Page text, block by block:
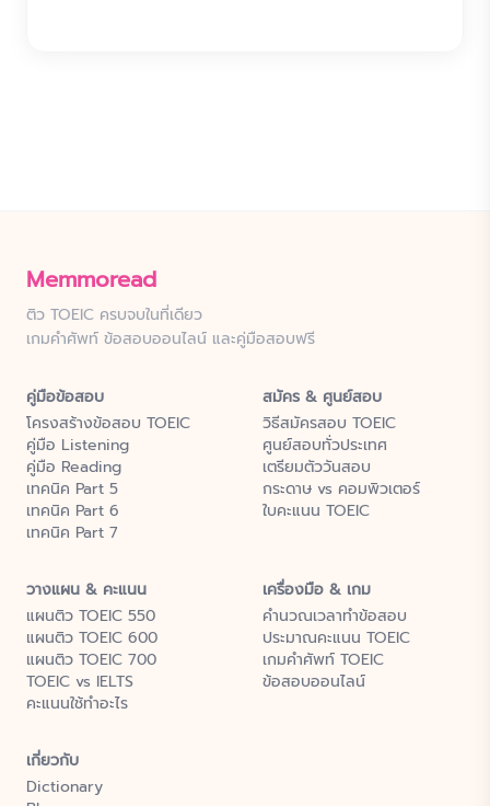
Memmoread
ติว TOEIC ครบจบในที่เดียว
เกมคำศัพท์ ข้อสอบออนไลน์ และคู่มือสอบฟรี
คู่มือข้อสอบ
โครงสร้างข้อสอบ TOEIC
คู่มือ Listening
คู่มือ Reading
เทคนิค Part 5
เทคนิค Part 6
เทคนิค Part 7
สมัคร & ศูนย์สอบ
วิธีสมัครสอบ TOEIC
ศูนย์สอบทั่วประเทศ
เตรียมตัววันสอบ
กระดาษ vs คอมพิวเตอร์
ใบคะแนน TOEIC
วางแผน & คะแนน
แผนติว TOEIC 550
แผนติว TOEIC 600
แผนติว TOEIC 700
TOEIC vs IELTS
คะแนนใช้ทำอะไร
เครื่องมือ & เกม
คำนวณเวลาทำข้อสอบ
ประมาณคะแนน TOEIC
เกมคำศัพท์ TOEIC
ข้อสอบออนไลน์
เกี่ยวกับ
Dictionary